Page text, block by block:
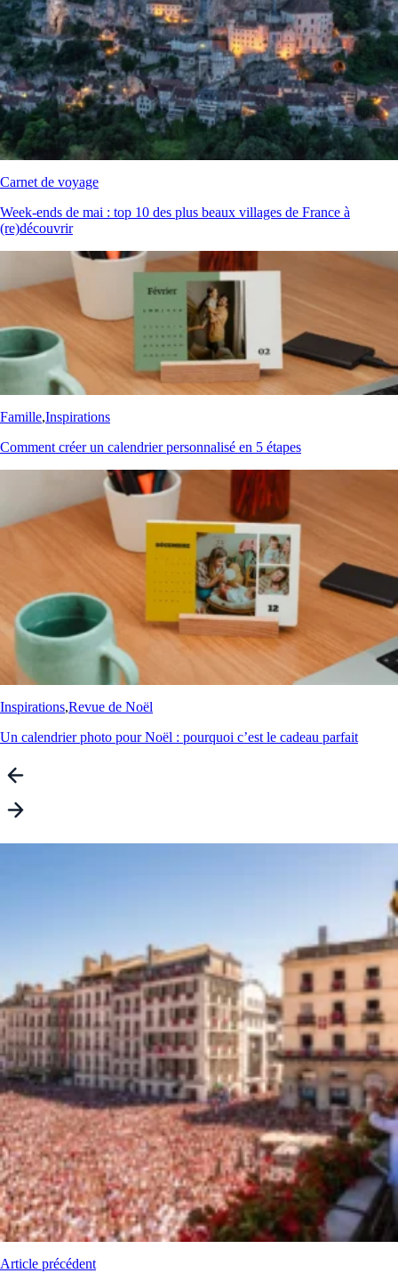
Carnet de voyage
Week‑ends de mai : top 10 des plus beaux villages de France à
(re)découvrir
Famille,Inspirations
Comment créer un calendrier personnalisé en 5 étapes
Inspirations,Revue de Noël
Un calendrier photo pour Noël : pourquoi c’est le cadeau parfait
Article précédent